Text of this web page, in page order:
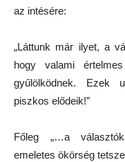
az intésére:
„Láttunk már ilyet, a
hogy valami
gyűlölködnek. Ezek
piszkos elődeik!”
Főleg „…a
emeletes ökörség